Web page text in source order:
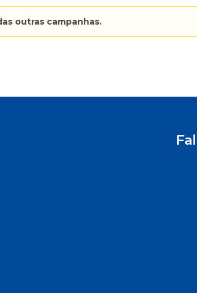
outras campanhas.